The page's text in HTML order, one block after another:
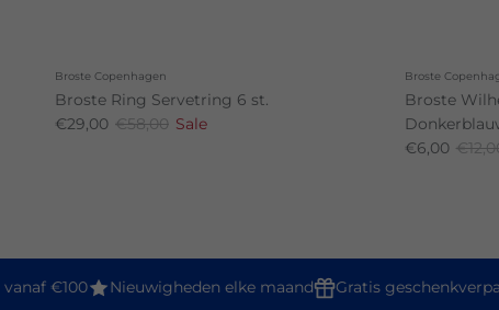
Broste Copenhagen
Broste Ring Servetring 6 st.
€29,00 €58,00 Sale
Broste
Broste
€6,00
€100 Nieuwigheden elke maand Gratis